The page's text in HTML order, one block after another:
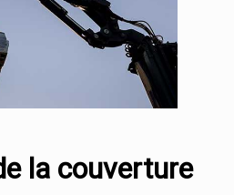
la couverture